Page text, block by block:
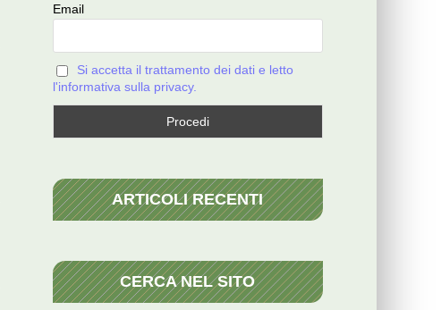
Email
Si accetta il trattamento dei dati e letto
l'informativa sulla privacy.
ARTICOLI RECENTI
CERCA NEL SITO